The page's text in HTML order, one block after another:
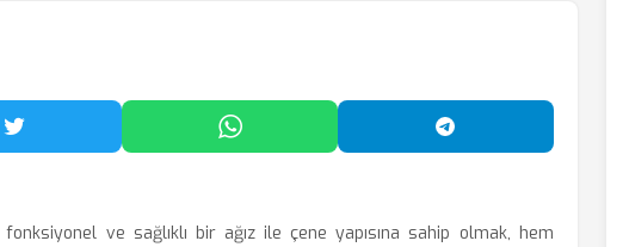
Twitter'da Paylaş WhatsApp'ta Paylaş Telegram'da Paylaş
ve sağlıklı bir ağız ile çene yapısına sahip olmak, hem